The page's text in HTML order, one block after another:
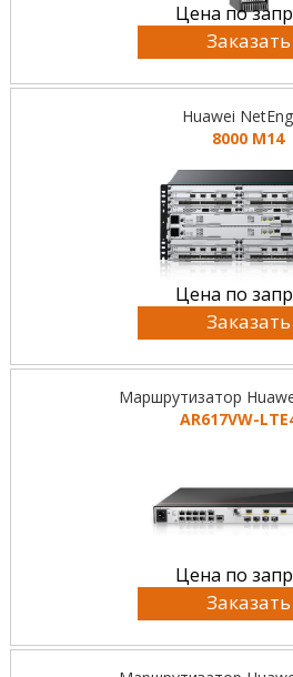
Цена по
Заказать
Huawei
8000 M14
Цена по
Заказать
Маршрутизатор
AR617VW-
Цена по
Заказать